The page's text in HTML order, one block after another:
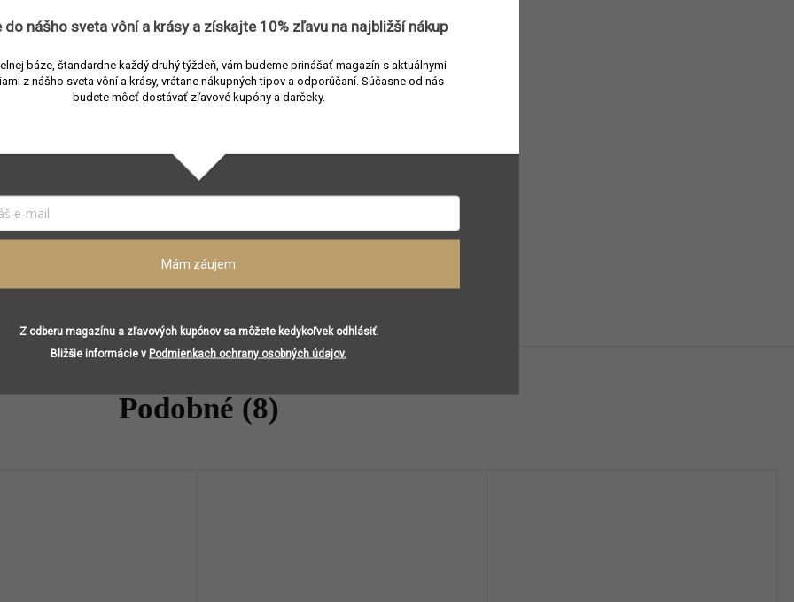
≤ 100 ml
Leto
Bergamotová esencia, Horká pomarančová esencia, Absolut z korenia
Timut, Esencia z borievky, Esencia zo škoricovej kôry
Akord červených ríbezlí, Absolut z púčikov čiernych ríbezlí, Cassis Celeste,
Esencia z cédrového dreva, pačuli
Podobné (8)
do nášho sveta vôní a krásy a získajte 10% zľavu na najbližší nákup
báze, štandardne každý druhý týždeň, vám budeme prinášať magazín s aktuálnymi
z nášho sveta vôní a krásy, vrátane nákupných tipov a odporúčaní. Súčasne od nás
budete môcť dostávať zľavové kupóny a darčeky.
Mám záujem
Z odberu magazínu a zľavových kupónov sa môžete kedykoľvek odhlásiť.
Bližšie informácie v Podmienkach ochrany osobných údajov.